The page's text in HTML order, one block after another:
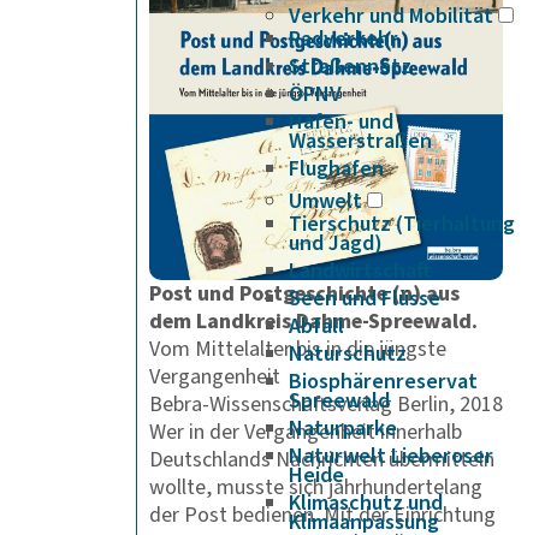
Verkehr und Mobilität
Radverkehr
Straßennetz
ÖPNV
Hafen- und
Wasserstraßen
Flughafen
Umwelt
Tierschutz (Tierhaltung
und Jagd)
Landwirtschaft
Seen und Flüsse
Abfall
Naturschutz
Biosphärenreservat
Spreewald
Naturparke
Naturwelt Lieberoser
Heide
Klimaschutz und
Klimaanpassung
Post und Postgeschichte (n) aus
dem Landkreis Dahme-Spreewald.
Vom Mittelalter bis in die jüngste
Vergangenheit
Bebra-Wissenschaftsverlag Berlin, 2018
Wer in der Vergangenheit innerhalb
Deutschlands Nachrichten übermitteln
wollte, musste sich jahrhundertelang
der Post bedienen. Mit der Einrichtung